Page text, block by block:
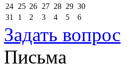
24 25 26 27 28 29 30
31
1 2 3 4 5 6
Задать вопрос
Письма